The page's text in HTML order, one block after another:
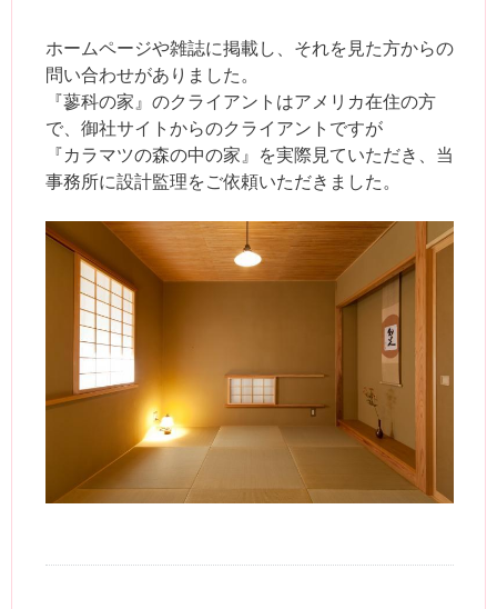
ホームページや雑誌に掲載し、それを見た方からの
問い合わせがありました。
『蓼科の家』のクライアントはアメリカ在住の方
で、御社サイトからのクライアントですが
『カラマツの森の中の家』を実際見ていただき、当
事務所に設計監理をご依頼いただきました。